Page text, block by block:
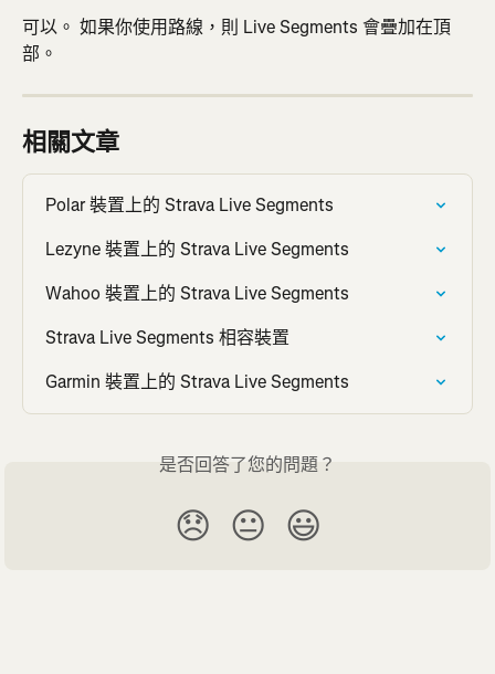
可以。 如果你使用路線，則 Live Segments 會疊加在頂
部。
相關文章
Polar 裝置上的 Strava Live Segments
Lezyne 裝置上的 Strava Live Segments
Wahoo 裝置上的 Strava Live Segments
Strava Live Segments 相容裝置
Garmin 裝置上的 Strava Live Segments
是否回答了您的問題？
😞 😐 😃